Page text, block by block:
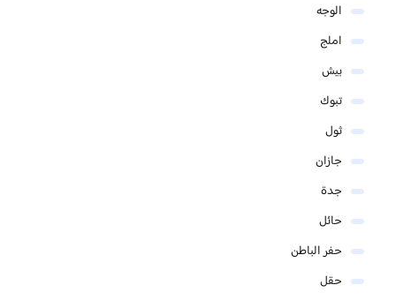
الوجه
املج
بيش
تبوك
ثول
جازان
جدة
حائل
حفر الباطن
حقل